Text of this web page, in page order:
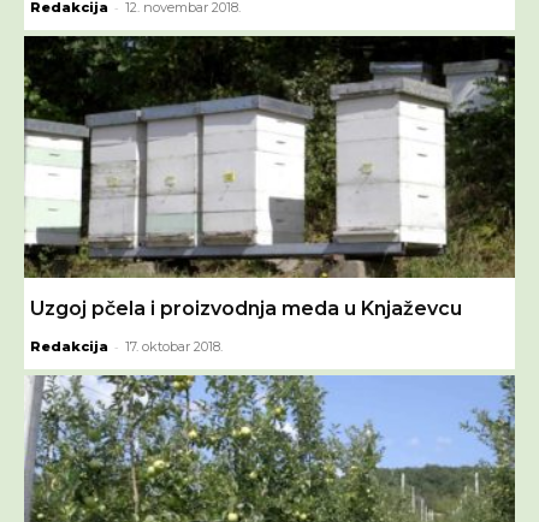
Redakcija - 12. novembar 2018.
Uzgoj pčela i proizvodnja meda u Knjaževcu
Redakcija - 17. oktobar 2018.